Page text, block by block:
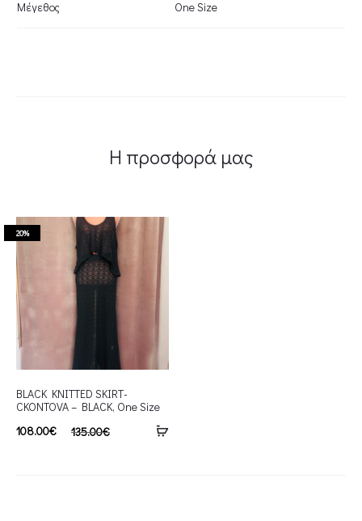
Μέγεθος One Size
Η προσφορά μας
20%
BLACK KNITTED SKIRT-
CKONTOVA – BLACK, One Size
135.00€
108.00€